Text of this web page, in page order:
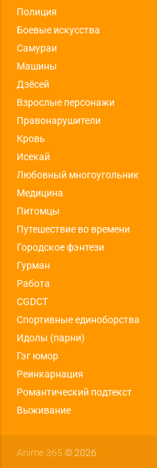
Полиция
Боевые искусства
Самураи
Машины
Дзёсей
Взрослые персонажи
Правонарушители
Кровь
Исекай
Любовный многоугольник
Медицина
Питомцы
Путешествие во времени
Городское фэнтези
Гурман
Работа
CGDCT
Спортивные единоборства
Идолы (парни)
Гэг юмор
Реинкарнация
Романтический подтекст
Выживание
Anime 365 © 2026